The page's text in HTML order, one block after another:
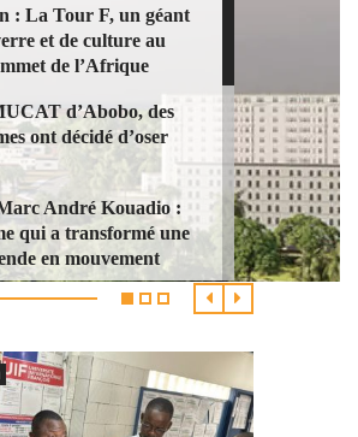
: La Tour F, un géant
et de culture au
de l’Afrique
d’Abobo, des
ont décidé d’oser
André Kouadio :
qui a transformé une
en mouvement
du Graphisme 2026 :
Oyeyemi
: Abidjan vibre au
rythme du livre